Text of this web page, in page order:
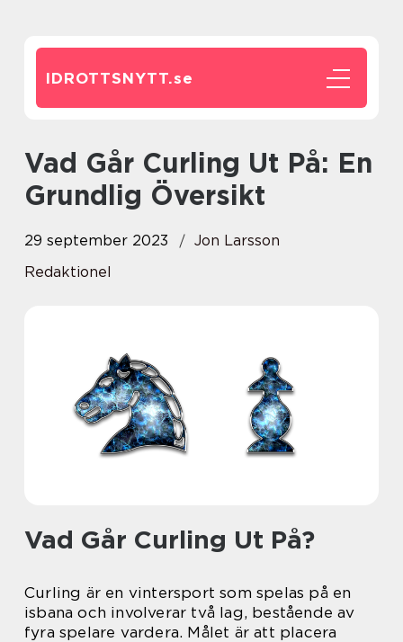
IDROTTSNYTT.se
Vad Går Curling Ut På: En
Grundlig Översikt
29 september 2023
Jon Larsson
Redaktionel
Vad Går Curling Ut På?
Curling är en vintersport som spelas på en
isbana och involverar två lag, bestående av
fyra spelare vardera. Målet är att placera